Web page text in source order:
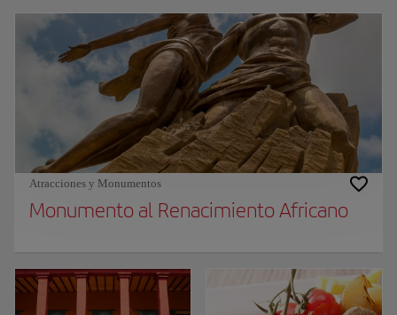
Atracciones y Monumentos
Monumento al Renacimiento Africano